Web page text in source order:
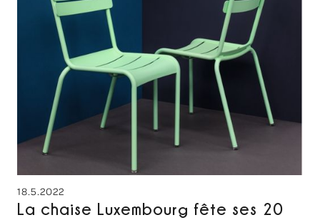
18.5.2022
La chaise Luxembourg fête ses 20